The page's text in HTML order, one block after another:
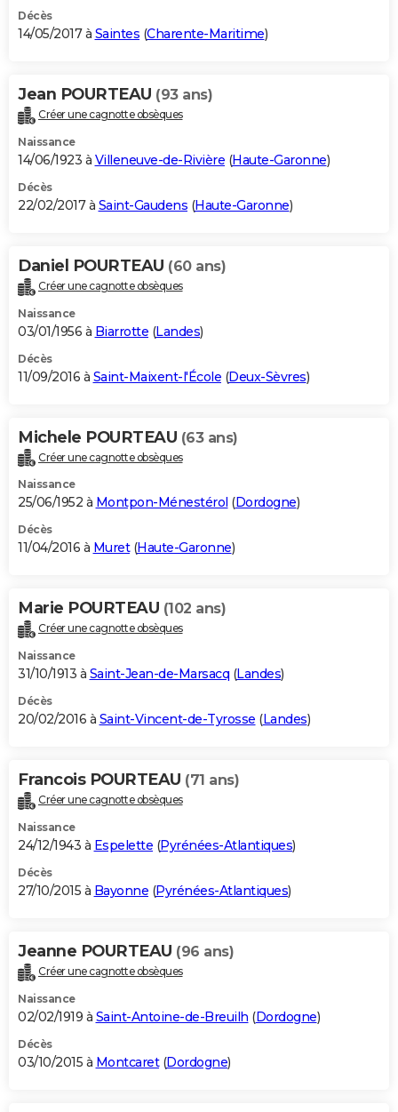
Décès
14/05/2017 à Saintes (Charente-Maritime)
Jean POURTEAU (93 ans)
Créer une cagnotte obsèques
Naissance
14/06/1923 à Villeneuve-de-Rivière (Haute-Garonne)
Décès
22/02/2017 à Saint-Gaudens (Haute-Garonne)
Daniel POURTEAU (60 ans)
Créer une cagnotte obsèques
Naissance
03/01/1956 à Biarrotte (Landes)
Décès
11/09/2016 à Saint-Maixent-l'École (Deux-Sèvres)
Michele POURTEAU (63 ans)
Créer une cagnotte obsèques
Naissance
25/06/1952 à Montpon-Ménestérol (Dordogne)
Décès
11/04/2016 à Muret(Haute-Garonne)
Marie POURTEAU (102 ans)
Créer une cagnotte obsèques
Naissance
31/10/1913 à Saint-Jean-de-Marsacq (Landes)
Décès
20/02/2016 à Saint-Vincent-de-Tyrosse (Landes)
Francois POURTEAU (71 ans)
Créer une cagnotte obsèques
Naissance
24/12/1943 à Espelette (Pyrénées-Atlantiques)
Décès
27/10/2015 à Bayonne (Pyrénées-Atlantiques)
Jeanne POURTEAU (96 ans)
Créer une cagnotte obsèques
Naissance
02/02/1919 à Saint-Antoine-de-Breuilh (Dordogne)
Décès
03/10/2015 à Montcaret(Dordogne)